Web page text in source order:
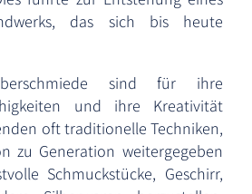
das sich bis heute
sind für ihre
und ihre Kreativität
oft traditionelle Techniken,
zu Generation weitergegeben
Schmuckstücke, Geschirr,